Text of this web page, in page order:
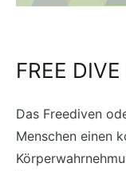
FREE
Das Freediven
Menschen einen